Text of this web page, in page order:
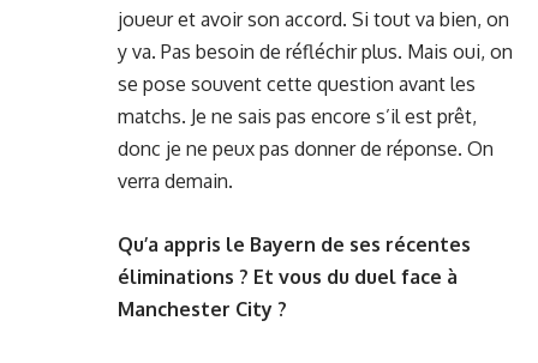
joueur et avoir son accord. Si tout va bien, on
y va. Pas besoin de réfléchir plus. Mais oui, on
se pose souvent cette question avant les
matchs. Je ne sais pas encore s’il est prêt,
donc je ne peux pas donner de réponse. On
verra demain.
Qu’a appris le Bayern de ses récentes
éliminations ? Et vous du duel face à
Manchester City ?